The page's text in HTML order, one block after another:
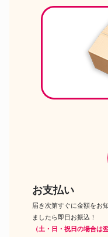
お支払い
届き次第すぐに金額をお
ましたら即日お振込！
（土・日・祝日の場合は